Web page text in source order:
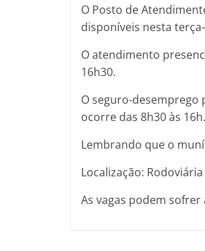
O Posto de
disponíveis nesta
O atendimento
16h30.
O seguro-
ocorre das 8h30 às 16h.
Lembrando que o
Localização:
As vagas podem